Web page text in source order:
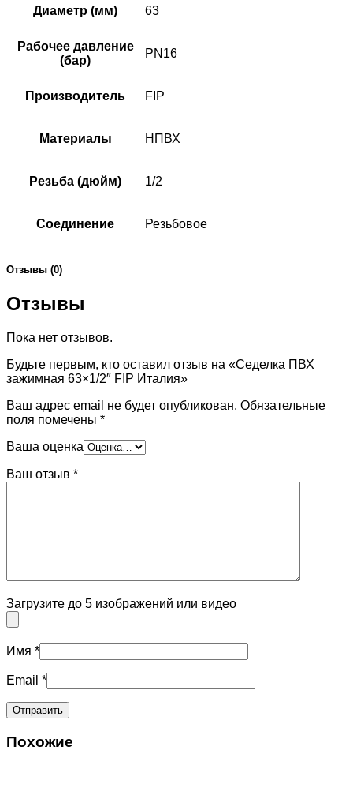
Диаметр (мм) 63
Рабочее давление
(бар)
PN16
Производитель FIP
Материалы НПВХ
Резьба (дюйм) 1/2
Соединение Резьбовое
Отзывы (0)
Отзывы
Пока нет отзывов.
Будьте первым, кто оставил отзыв на «Седелка ПВХ
зажимная 63×1/2″ FIP Италия»
Ваш адрес email не будет опубликован. Обязательные
поля помечены *
Ваша оценка
Ваш отзыв *
Загрузите до 5 изображений или видео
Имя *
Email *
Похожие